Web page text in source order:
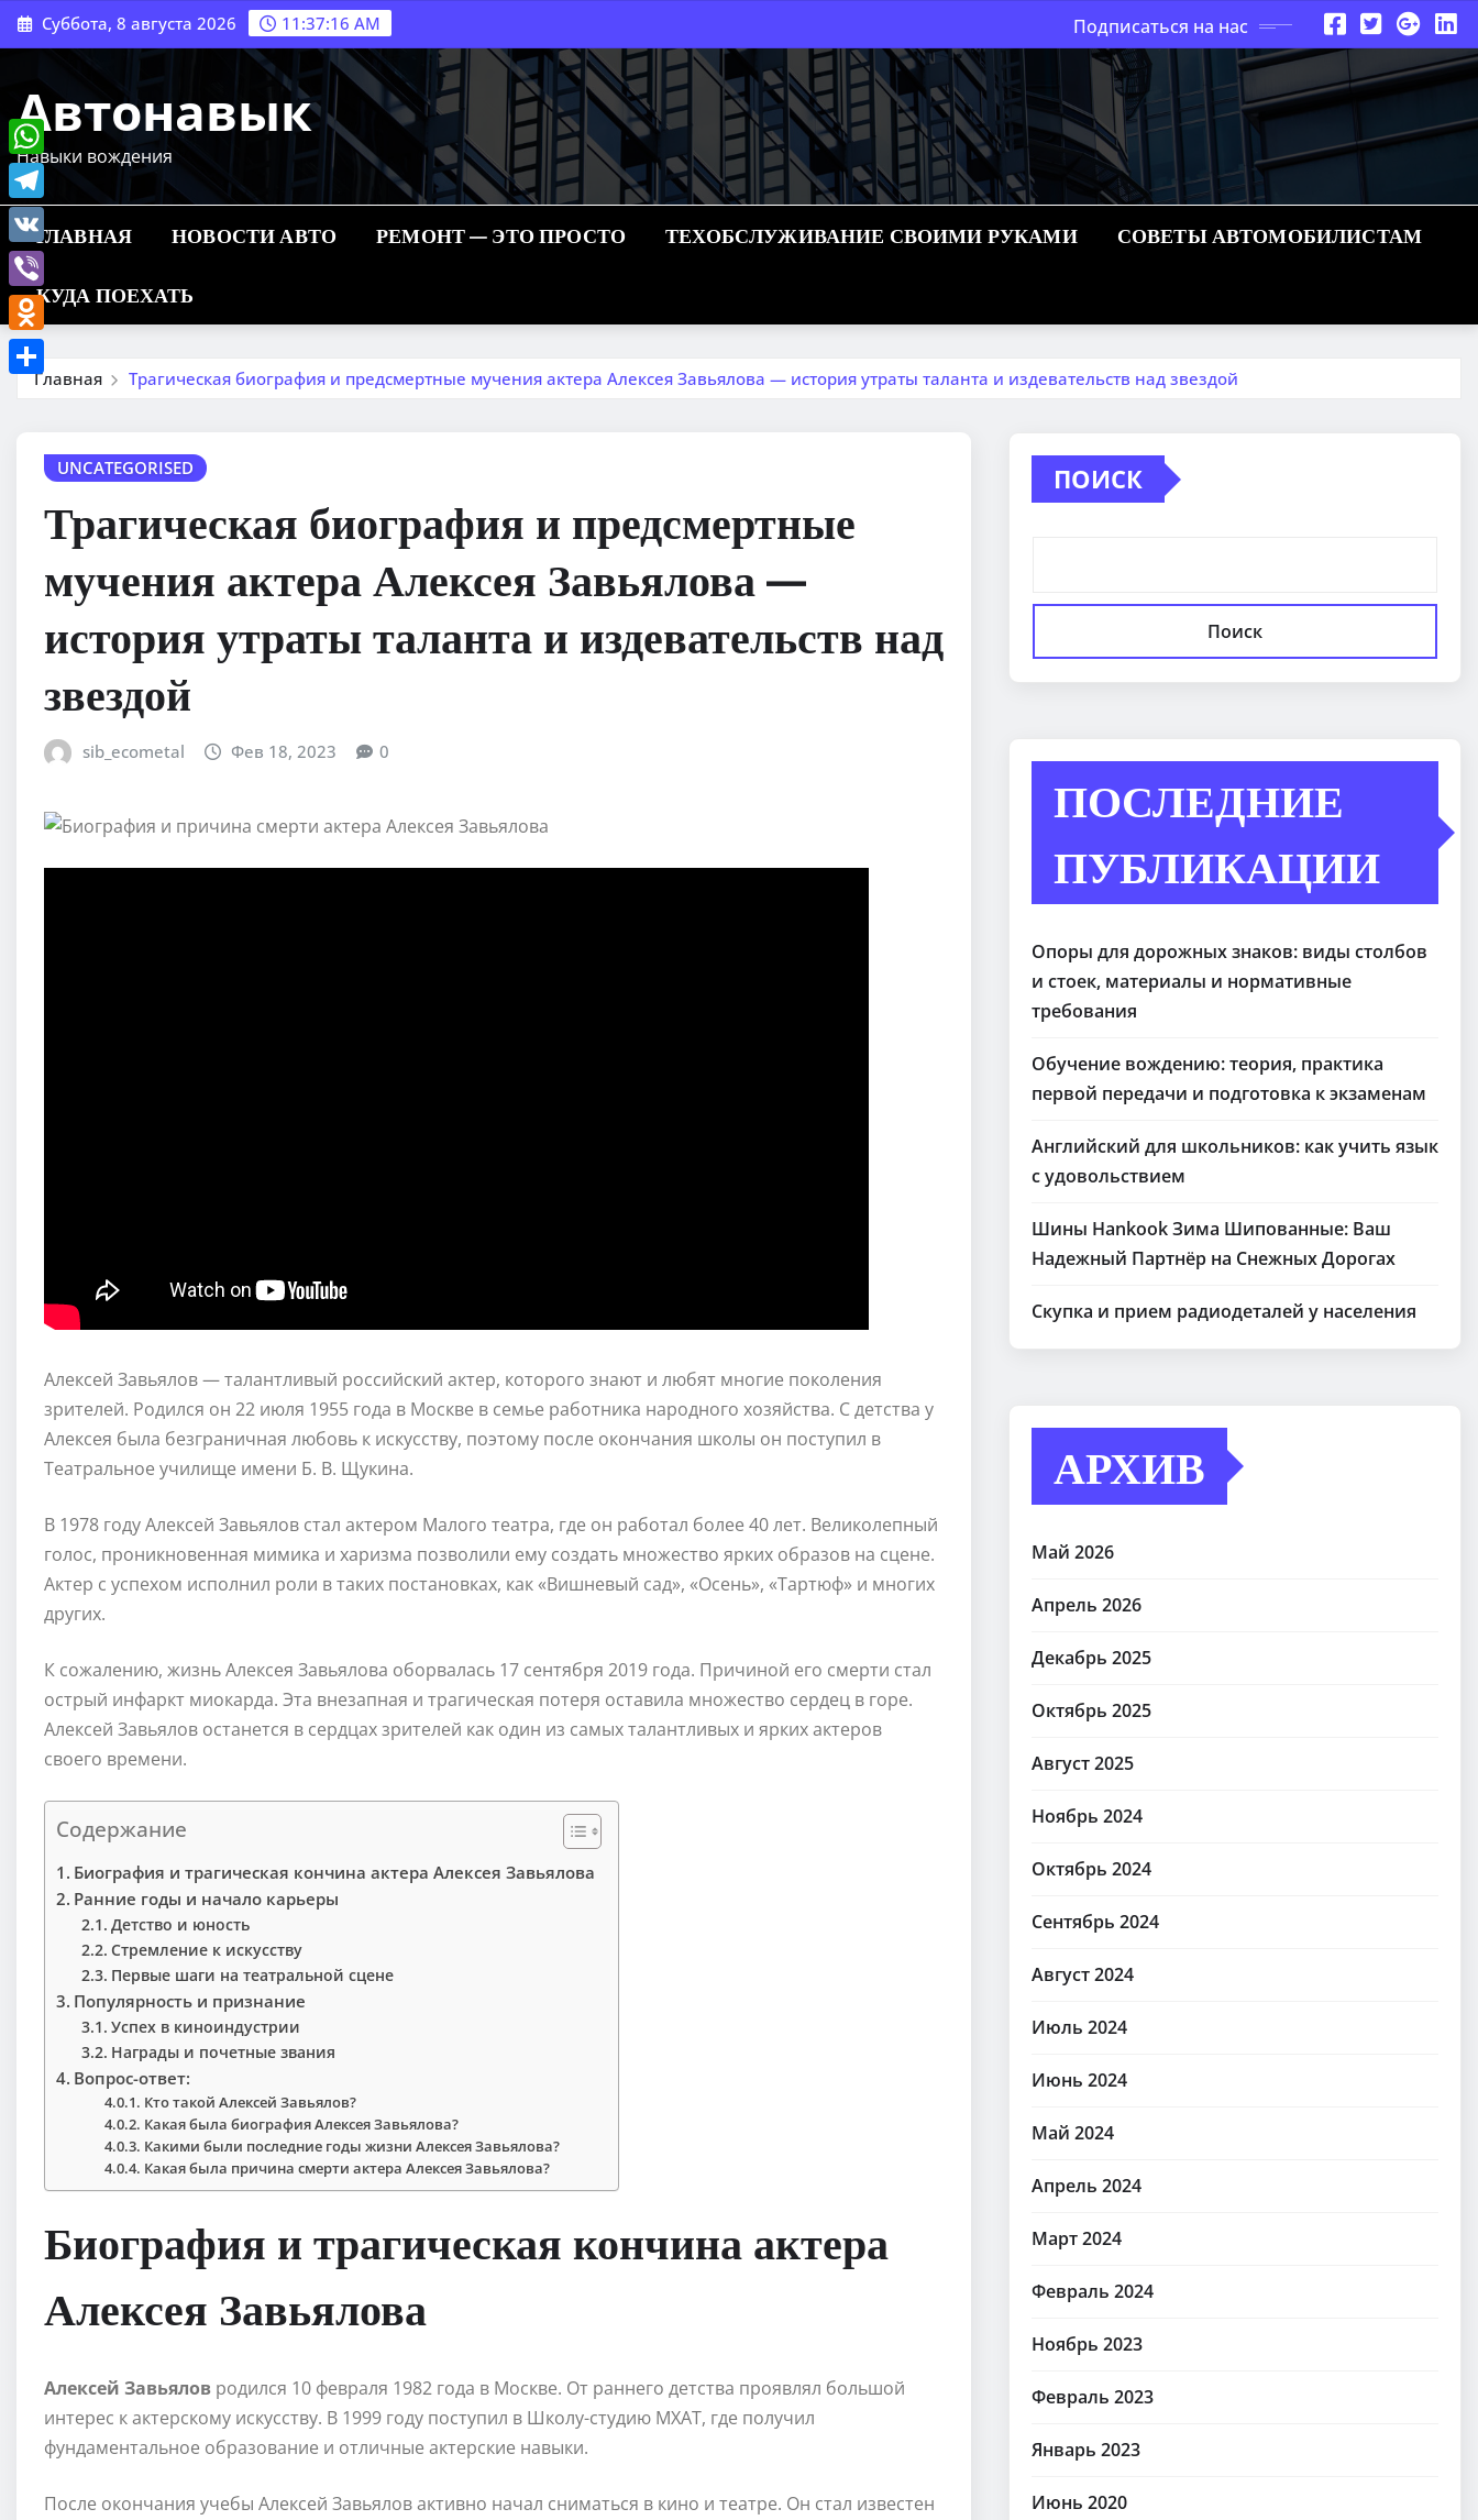
Перейти
к
Суббота, 8 августа 2026 11:37:17 AM Подписаться на нас
Автонавык
Навыки вождения
ГЛАВНАЯ НОВОСТИ АВТО РЕМОНТ — ЭТО ПРОСТО ТЕХОБСЛУЖИВАНИЕ СВОИМИ РУКАМИ СОВЕТЫ АВТОМОБИЛИСТАМ
КУДА ПОЕХАТЬ
Главная Трагическая биография и предсмертные мучения актера Алексея Завьялова — история утраты таланта и издевательств над звездой
UNCATEGORISED
Трагическая биография и предсмертные
мучения актера Алексея Завьялова —
история утраты таланта и издевательств над
звездой
sib_ecometal Фев 18, 2023 0
Алексей Завьялов — талантливый российский актер, которого знают и любят многие поколения
зрителей. Родился он 22 июля 1955 года в Москве в семье работника народного хозяйства. С детства у
Алексея была безграничная любовь к искусству, поэтому после окончания школы он поступил в
Театральное училище имени Б. В. Щукина.
В 1978 году Алексей Завьялов стал актером Малого театра, где он работал более 40 лет. Великолепный
голос, проникновенная мимика и харизма позволили ему создать множество ярких образов на сцене.
Актер с успехом исполнил роли в таких постановках, как «Вишневый сад», «Осень», «Тартюф» и многих
других.
К сожалению, жизнь Алексея Завьялова оборвалась 17 сентября 2019 года. Причиной его смерти стал
острый инфаркт миокарда. Эта внезапная и трагическая потеря оставила множество сердец в горе.
Алексей Завьялов останется в сердцах зрителей как один из самых талантливых и ярких актеров
своего времени.
Содержание
Биография и трагическая кончина актера Алексея Завьялова
Ранние годы и начало карьеры
Детство и юность
Стремление к искусству
Первые шаги на театральной сцене
Популярность и признание
Успех в киноиндустрии
Награды и почетные звания
Вопрос-ответ:
Кто такой Алексей Завьялов?
Какая была биография Алексея Завьялова?
Какими были последние годы жизни Алексея Завьялова?
Какая была причина смерти актера Алексея Завьялова?
Биография и трагическая кончина актера
Алексея Завьялова
Алексей Завьялов родился 10 февраля 1982 года в Москве. От раннего детства проявлял большой
интерес к актерскому искусству. В 1999 году поступил в Школу-студию МХАТ, где получил
фундаментальное образование и отличные актерские навыки.
После окончания учебы Алексей Завьялов активно начал сниматься в кино и театре. Он стал известен
ПОИСК
Поиск
ПОСЛЕДНИЕ
ПУБЛИКАЦИИ
Опоры для дорожных знаков: виды столбов
и стоек, материалы и нормативные
требования
Обучение вождению: теория, практика
первой передачи и подготовка к экзаменам
Английский для школьников: как учить язык
с удовольствием
Шины Hankook Зима Шипованные: Ваш
Надежный Партнёр на Снежных Дорогах
Скупка и прием радиодеталей у населения
АРХИВ
Май 2026
Апрель 2026
Декабрь 2025
Октябрь 2025
Август 2025
Ноябрь 2024
Октябрь 2024
Сентябрь 2024
Август 2024
Июль 2024
Июнь 2024
Май 2024
Апрель 2024
Март 2024
Февраль 2024
Ноябрь 2023
Февраль 2023
Январь 2023
Июнь 2020
WhatsApp
Telegram
VK
Viber
Odnoklassniki
Отправить